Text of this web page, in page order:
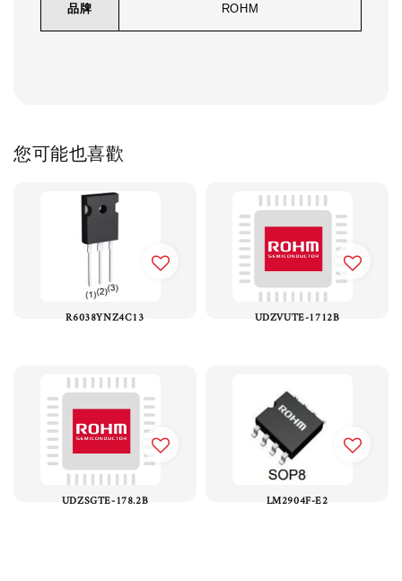
品牌 ROHM
您可能也喜歡
R6038YNZ4C13 UDZVUTE-1712B
UDZSGTE-178.2B LM2904F-E2